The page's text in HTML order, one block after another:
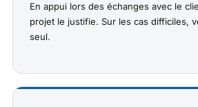
En appui lors des échanges avec le
projet le justifie. Sur les cas difficiles,
seul.